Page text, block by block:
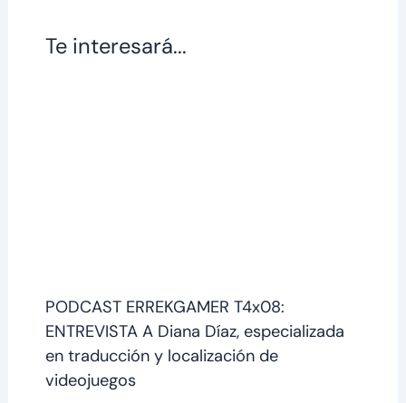
Te interesará...
PODCAST ERREKGAMER T4x08:
ENTREVISTA A Diana Díaz, especializada
en traducción y localización de
videojuegos